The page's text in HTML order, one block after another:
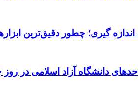
گیری؛ چطور دقیق‌ترین
دانشگاه آزاد اسلامی در روز